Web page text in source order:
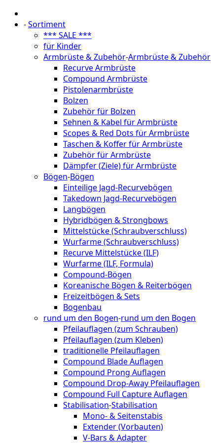
-Sortiment
*** SALE ***
für Kinder
Armbrüste & Zubehör-Armbrüste & Zubehör
Recurve Armbrüste
Compound Armbrüste
Pistolenarmbrüste
Bolzen
Zubehör für Bolzen
Sehnen & Kabel für Armbrüste
Scopes & Red Dots für Armbrüste
Taschen & Koffer für Armbrüste
Zubehör für Armbrüste
Dämpfer (Ziele) für Armbrüste
Bögen-Bögen
Einteilige Jagd-Recurvebögen
Takedown Jagd-Recurvebögen
Langbögen
Hybridbögen & Strongbows
Mittelstücke (Schraubverschluss)
Wurfarme (Schraubverschluss)
Recurve Mittelstücke (ILF)
Wurfarme (ILF, Formula)
Compound-Bögen
Koreanische Bögen & Reiterbögen
Freizeitbögen & Sets
Bogenbau
rund um den Bogen-rund um den Bogen
Pfeilauflagen (zum Schrauben)
Pfeilauflagen (zum Kleben)
traditionelle Pfeilauflagen
Compound Blade Auflagen
Compound Prong Auflagen
Compound Drop-Away Pfeilauflagen
Compound Full Capture Auflagen
Stabilisation-Stabilisation
Mono- & Seitenstabis
Extender (Vorbauten)
V-Bars & Adapter